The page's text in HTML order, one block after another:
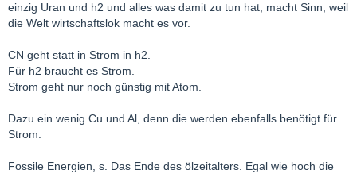
einzig Uran und h2 und alles was damit zu tun hat, macht Sinn, weil
die Welt wirtschaftslok macht es vor.
CN geht statt in Strom in h2.
Für h2 braucht es Strom.
Strom geht nur noch günstig mit Atom.
Dazu ein wenig Cu und Al, denn die werden ebenfalls benötigt für
Strom.
Fossile Energien, s. Das Ende des ölzeitalters. Egal wie hoch die